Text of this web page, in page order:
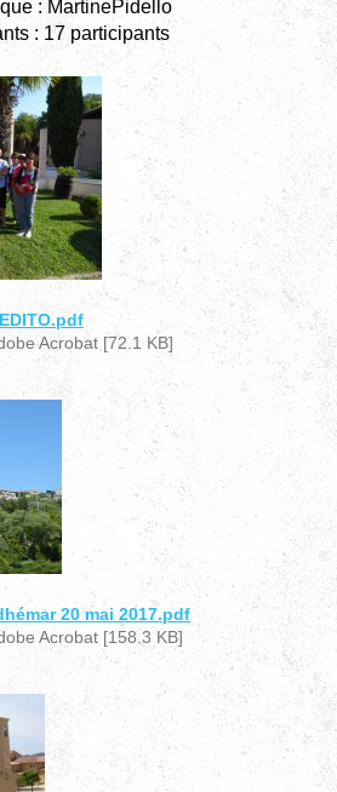
: MartinePidello
: 17 participants
Acrobat [72.1 KB]
20 mai 2017.pdf
Acrobat [158.3 KB]